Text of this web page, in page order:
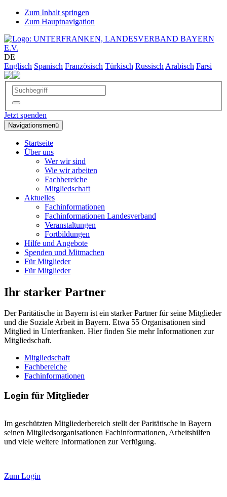
Zum Inhalt springen
Zum Hauptnavigation
DE
Englisch Spanisch Französisch Türkisch Russisch Arabisch Farsi
Jetzt spenden
Navigationsmenü
Startseite
Über uns
Wer wir sind
Wie wir arbeiten
Fachbereiche
Mitgliedschaft
Aktuelles
Fachinformationen
Fachinformationen Landesverband
Veranstaltungen
Fortbildungen
Hilfe und Angebote
Spenden und Mitmachen
Für Mitglieder
Für Mitglieder
Ihr starker Partner
Der Paritätische in Bayern ist ein starker Partner für seine Mitglieder
und die Soziale Arbeit in Bayern. Etwa 55 Organisationen sind
Mitglied in Unterfranken. Hier finden Sie mehr Informationen zur
Mitgliedschaft.
Mitgliedschaft
Fachbereiche
Fachinformationen
Login für Mitglieder
Im geschützten Mitgliederbereich stellt der Paritätische in Bayern
seinen Mitgliedsorganisationen Fachinformationen, Arbeitshilfen
und viele weitere Informationen zur Verfügung.
Zum Login